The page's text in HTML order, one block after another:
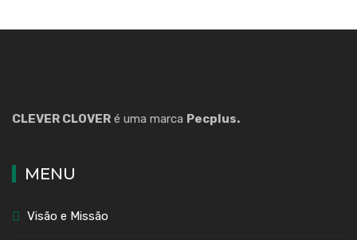
CLEVER CLOVER é uma marca Pecplus.
MENU
Visão e Missão